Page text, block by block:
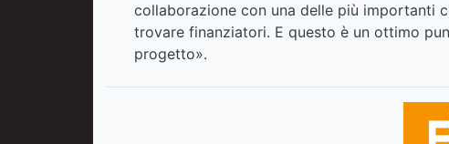
collaborazione con una delle più importanti
trovare finanziatori. E questo è un ottimo
progetto».